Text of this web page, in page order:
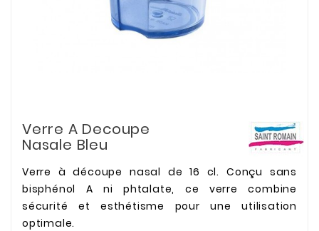
Verre A Decoupe
Nasale Bleu
Verre à découpe nasal de 16 cl. Conçu sans
bisphénol A ni phtalate, ce verre combine
sécurité et esthétisme pour une utilisation
optimale.